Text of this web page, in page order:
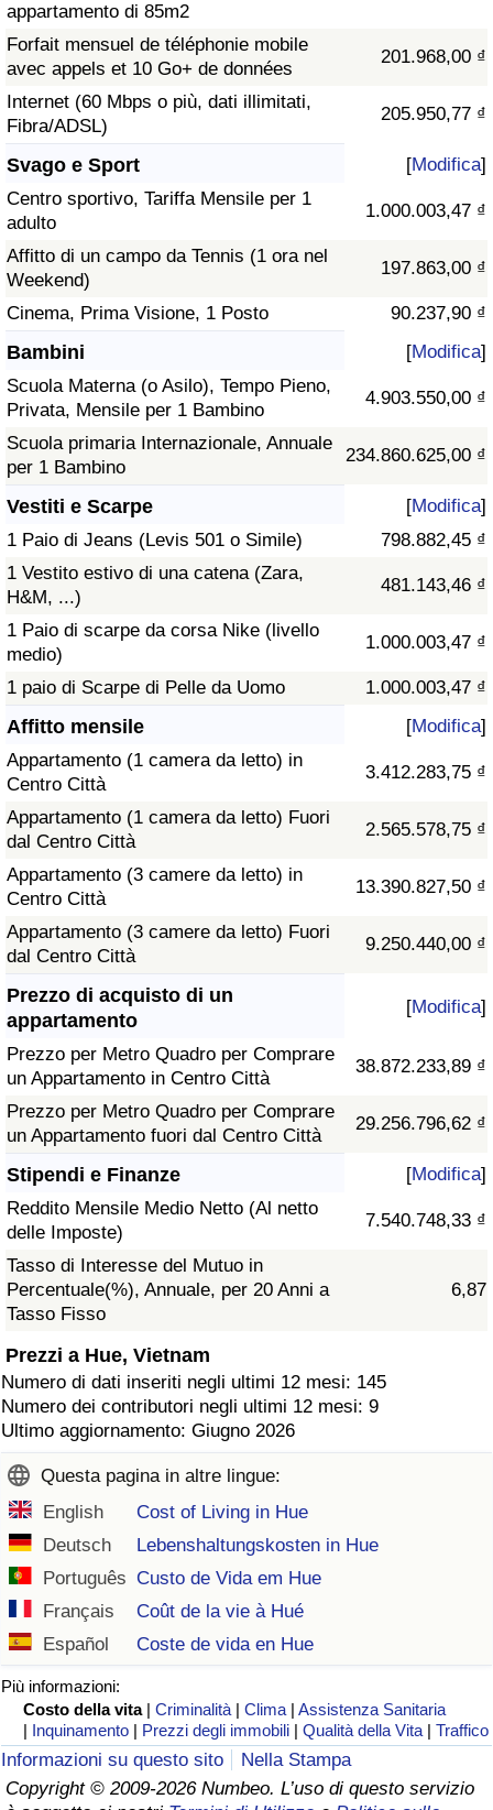
appartamento di 85m2
Forfait mensuel de téléphonie mobile
avec appels et 10 Go+ de données
201.968,00 ₫
Internet (60 Mbps o più, dati illimitati,
Fibra/ADSL)
205.950,77 ₫
Svago e Sport [Modifica]
Centro sportivo, Tariffa Mensile per 1
adulto
1.000.003,47 ₫
Affitto di un campo da Tennis (1 ora nel
Weekend)
197.863,00 ₫
Cinema, Prima Visione, 1 Posto 90.237,90 ₫
Bambini [Modifica]
Scuola Materna (o Asilo), Tempo Pieno,
Privata, Mensile per 1 Bambino
4.903.550,00 ₫
Scuola primaria Internazionale, Annuale
per 1 Bambino
234.860.625,00 ₫
Vestiti e Scarpe [Modifica]
1 Paio di Jeans (Levis 501 o Simile)
798.882,45 ₫
1 Vestito estivo di una catena (Zara,
H&M, ...)
481.143,46 ₫
1 Paio di scarpe da corsa Nike (livello
medio)
1.000.003,47 ₫
1 paio di Scarpe di Pelle da Uomo 1.000.003,47 ₫
Affitto mensile [Modifica]
Appartamento (1 camera da letto) in
Centro Città
3.412.283,75 ₫
Appartamento (1 camera da letto) Fuori
dal Centro Città
2.565.578,75 ₫
Appartamento (3 camere da letto) in
Centro Città
13.390.827,50 ₫
Appartamento (3 camere da letto) Fuori
dal Centro Città
9.250.440,00 ₫
Prezzo di acquisto di un
appartamento
[Modifica]
Prezzo per Metro Quadro per Comprare
un Appartamento in Centro Città
38.872.233,89 ₫
Prezzo per Metro Quadro per Comprare
un Appartamento fuori dal Centro Città
29.256.796,62 ₫
Stipendi e Finanze [Modifica]
Reddito Mensile Medio Netto (Al netto
delle Imposte)
7.540.748,33 ₫
Tasso di Interesse del Mutuo in
Percentuale(%), Annuale, per 20 Anni a
Tasso Fisso
6,87
Prezzi a Hue, Vietnam
Numero di dati inseriti negli ultimi 12 mesi: 145
Numero dei contributori negli ultimi 12 mesi: 9
Ultimo aggiornamento: Giugno 2026
Questa pagina in altre lingue:
English
Cost of Living in Hue
Deutsch
Lebenshaltungskosten in Hue
Português Custo de Vida em Hue
Français
Coût de la vie à Hué
Español
Coste de vida en Hue
Più informazioni:
Costo della vita |Criminalità |Clima |Assistenza Sanitaria
| Inquinamento | Prezzi degli immobili |Qualità della Vita |Traffico
Informazioni su questo sito
Nella Stampa
Copyright © 2009-2026 Numbeo. L’uso di questo servizio